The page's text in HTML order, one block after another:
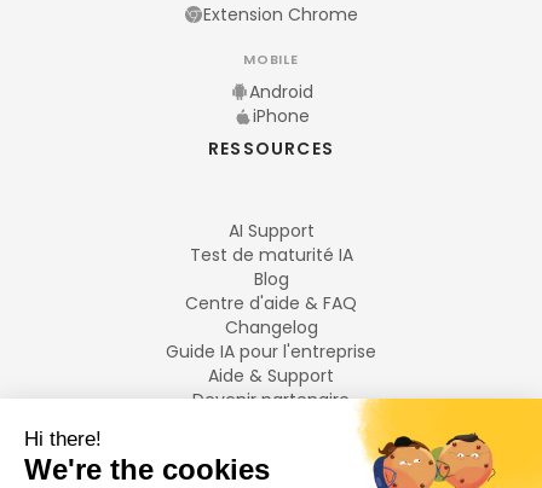
Extension Chrome
MOBILE
Android
iPhone
RESSOURCES
AI Support
Test de maturité IA
Blog
Centre d'aide & FAQ
Changelog
Guide IA pour l'entreprise
Aide & Support
Devenir partenaire
LANGUES